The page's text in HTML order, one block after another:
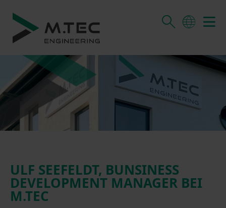
ULF SEEFELDT, BUNSINESS
DEVELOPMENT MANAGER BEI
M.TEC